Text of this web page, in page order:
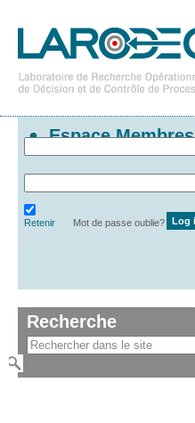
Espace Membres
Retenir Mot de passe oublie?
Recherche